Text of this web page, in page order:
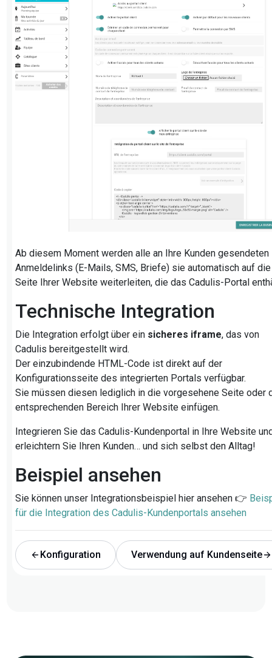
Ab diesem Moment werden alle an Ihre Kunden gesendeten
Anmeldelinks (E-Mails, SMS, Briefe) sie automatisch auf die
Seite Ihrer Website weiterleiten, die das Cadulis-Portal
Technische Integration
Die Integration erfolgt über ein sicheres iframe, das von
Cadulis bereitgestellt wird.
Der einzubindende HTML-Code ist direkt auf der
Konfigurationsseite des integrierten Portals verfügbar.
Sie müssen diesen lediglich in die vorgesehene Seite oder
entsprechenden Bereich Ihrer Website einfügen.
Integrieren Sie das Cadulis-Kundenportal in Ihre Website
erleichtern Sie Ihren Kunden… und sich selbst den Alltag!
Beispiel ansehen
Sie können unser Integrationsbeispiel hier ansehen 👉
für die Integration des Cadulis-Kundenportals ansehen
Konfiguration Verwendung auf Kundenseite